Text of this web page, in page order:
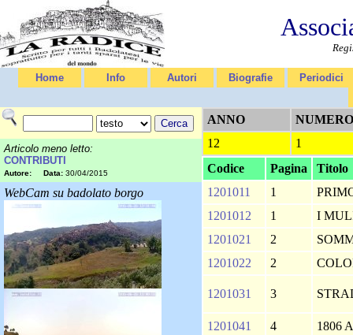
Home Info Autori Biografie Periodici
Articolo meno letto:
CONTRIBUTI
Autore: Data: 30/04/2015
WebCam su badolato borgo
ANNO
NUMERO
12
1
Codice
Pagina
Titolo
1201011
1
1201012
1
I
1201021
2
1201022
2
1201031 3
1201041 4
1806